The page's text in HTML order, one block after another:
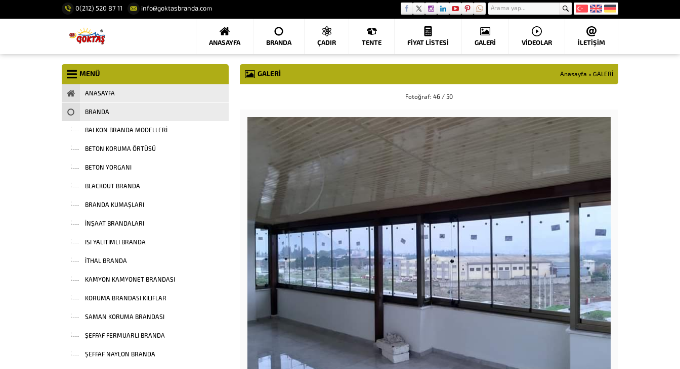
0(212) 520 87 11 info@goktasbranda.com
ANASAYFA BRANDA ÇADIR TENTE FIYAT LISTESI GALERİ VIDEOLAR İLETİŞİM
GALERİ Anasayfa » GALERİ
Fotoğraf: 46 / 50
MENÜ
ANASAYFA
BRANDA
BALKON BRANDA MODELLERI
BETON KORUMA ÖRTÜSÜ
BETON YORGANI
BLACKOUT BRANDA
BRANDA KUMAŞLARI
INŞAAT BRANDALARI
ISI YALITIMLI BRANDA
İTHAL BRANDA
KAMYON KAMYONET BRANDASI
KORUMA BRANDASI KILIFLAR
SAMAN KORUMA BRANDASI
ŞEFFAF FERMUARLI BRANDA
ŞEFFAF NAYLON BRANDA